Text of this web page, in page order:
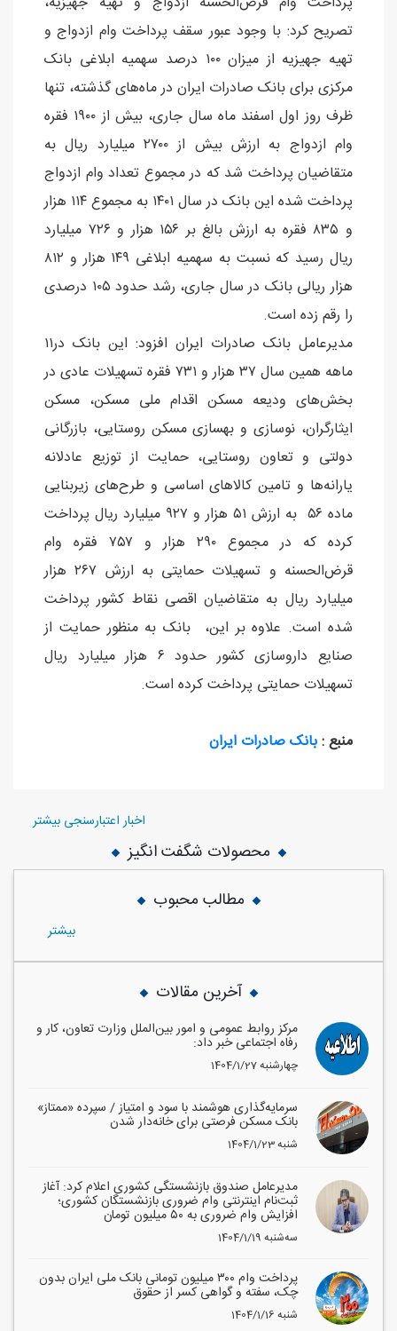
تصریح کرد: با وجود عبور سقف پرداخت وام ازدواج و
تهیه جهیزیه از میزان ١٠٠ درصد سهمیه ابلاغی بانک
مرکزی برای بانک صادرات ایران در ماه‌های گذشته، تنها
ظرف روز اول اسفند ماه سال جاری، بیش از ١٩٠٠ فقره
وام ازدواج به ارزش بیش از ٢٧٠٠ میلیارد ریال به
متقاضیان پرداخت شد که در مجموع تعداد وام ازدواج
پرداخت شده این بانک در سال ١٤٠١ به مجموع ١١٤ هزار
و ٨٣٥ فقره به ارزش بالغ بر ١٥٦ هزار و ٧٢٦ میلیارد
ریال رسید که نسبت به سهمیه ابلاغی ١٤٩ هزار و ٨١٢
هزار ریالی بانک در سال جاری، رشد حدود ١٠٥ درصدی
را رقم زده است.
مدیرعامل بانک صادرات ایران افزود: این بانک در١١
ماهه همین سال ٣٧ هزار و ٧٣١ فقره تسهیلات عادی در
بخش‌های ودیعه مسکن اقدام ملی مسکن، مسکن
ایثارگران، نوسازی و بهسازی مسکن روستایی، بازرگانی
دولتی و تعاون روستایی، حمایت از توزیع عادلانه
یارانه‌ها و تامین کالاهای اساسی و طرح‌های زیربنایی
ماده ٥٦ به ارزش ٥١ هزار و ٩٢٧ میلیارد ریال پرداخت
کرده که در مجموع ٢٩٠ هزار و ٧٥٧ فقره وام
قرض‌الحسنه و تسهیلات حمایتی به ارزش ٢٦٧ هزار
میلیارد ریال به متقاضیان اقصی نقاط کشور پرداخت
شده است. علاوه بر این، بانک به منظور حمایت از
صنایع داروسازی کشور حدود ٦ هزار میلیارد ریال
تسهیلات حمایتی پرداخت کرده است.
منبع :بانک صادرات ایران
اخبار اعتبارسنجی بیشتر
محصولات شگفت انگیز
مطالب محبوب
بيشتر
آخرین مقالات
مرکز روابط عمومی و امور بین‌الملل وزارت تعاون، کار و
رفاه اجتماعی خبر داد:
1404/1/27 چهارشنبه
سرمایه‌گذاری هوشمند با سود و امتیاز / سپرده «ممتاز»
بانک مسکن فرصتی برای خانه‌دار شدن
1404/1/23 شنبه
مدیرعامل صندوق بازنشستگی کشوری اعلام کرد: آغاز
ثبت‌نام اینترنتی وام ضروری بازنشستگان کشوری؛
افزایش وام ضروری به ۵۰ میلیون تومان
1404/1/19 سه‌شنبه
پرداخت وام ۳۰۰ میلیون تومانی بانک ملی ایران بدون
چک، سفته و گواهی کسر از حقوق
1404/1/16 شنبه